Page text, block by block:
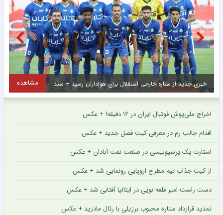
خبری جدید از ستاره خارجی استقلال برای هواداران رسید + سند مشاهده
اخراج ملی‌پوش فوتبال ایران در ۱۲ دقیقه! + عکس
اقدام جالب رم در معرفی کیت فصل جدید + عکس
استارت یک پرسپولیسی در صنعت نفت آبادان + عکس
از کیت جذاب تیم مطرح اروپایی رونمایی شد + عکس
دست راست امیر قلعه نویی در ایتالیا آفتابی شد + عکس
تمدید قرارداد ستاره محبوب برزیلی با رئال مادرید + عکس